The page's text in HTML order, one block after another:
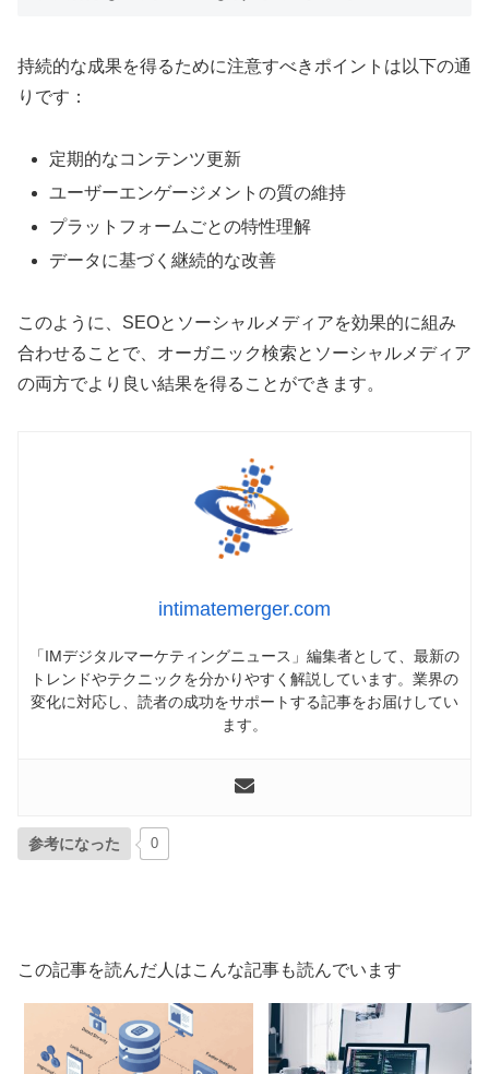
持続的な成果を得るために注意すべきポイントは以下の通
りです：
定期的なコンテンツ更新
ユーザーエンゲージメントの質の維持
プラットフォームごとの特性理解
データに基づく継続的な改善
このように、SEOとソーシャルメディアを効果的に組み
合わせることで、オーガニック検索とソーシャルメディア
の両方でより良い結果を得ることができます。
intimatemerger.com
「IMデジタルマーケティングニュース」編集者として、最新の
トレンドやテクニックを分かりやすく解説しています。業界の
変化に対応し、読者の成功をサポートする記事をお届けしてい
ます。
参考になった 0
この記事を読んだ人はこんな記事も読んでいます